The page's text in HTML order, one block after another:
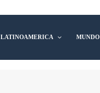
LATINOAMERICA MUNDO